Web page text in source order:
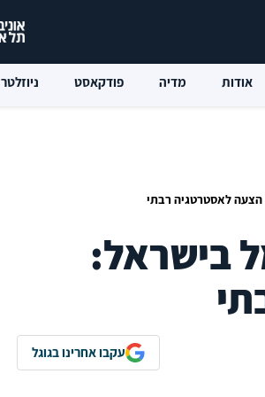
אודות מדיה פודקאסט ניוזלטר
לאסטרטגיה רבתי
בישראל:
עקבו אחרינו בגוגל